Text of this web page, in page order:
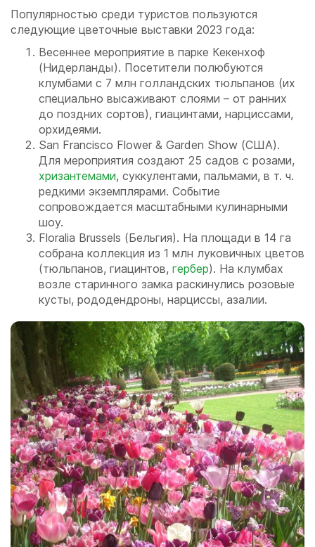
Популярностью среди туристов пользуются
следующие цветочные выставки 2023 года:
Весеннее мероприятие в парке Кекенхоф
(Нидерланды). Посетители полюбуются
клумбами с 7 млн голландских тюльпанов (их
специально высаживают слоями – от ранних
до поздних сортов), гиацинтами, нарциссами,
орхидеями.
San Francisco Flower & Garden Show (США).
Для мероприятия создают 25 садов с розами,
хризантемами, суккулентами, пальмами, в т. ч.
редкими экземплярами. Событие
сопровождается масштабными кулинарными
шоу.
Floralia Brussels (Бельгия). На площади в 14 га
собрана коллекция из 1 млн луковичных цветов
(тюльпанов, гиацинтов, гербер). На клумбах
возле старинного замка раскинулись розовые
кусты, рододендроны, нарциссы, азалии.